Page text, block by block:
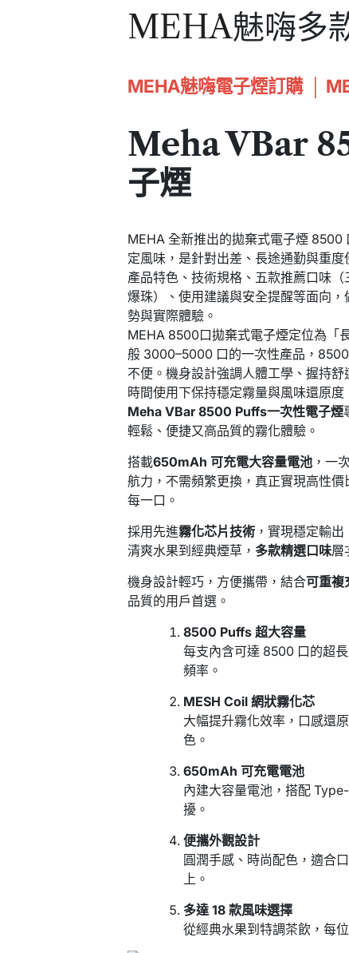
MEHA魅嗨多
MEHA魅嗨電子煙訂購│
Meha VBar
子煙
MEHA 全新推出的拋棄式電子煙
定風味，是針對出差、長途通勤與重
產品特色、技術規格、五款推薦口味
爆珠）、使用建議與安全提醒等面向
勢與實際體驗。
MEHA 8500口拋棄式電子煙定位為「
般 3000–5000 口的一次性產品，
不便。機身設計強調人體工學、握持
時間使用下保持穩定霧量與風味還原
Meha VBar 8500 Puffs一次性電子煙
輕鬆、便捷又高品質的霧化體驗。
搭載650mAh 可充電大容量電池 ，一
航力，不需頻繁更換，真正實現高性
每一口。
採用先進霧化芯片技術 ，實現穩定輸出
清爽水果到經典煙草， 多款精選口味層
機身設計輕巧，方便攜帶，結合可重複
品質的用戶首選。
8500 Puffs 超大容量
每支內含可達 8500 口的超
頻率。
MESH Coil 網狀霧化芯
大幅提升霧化效率，口感還
色。
650mAh 可充電電池
內建大容量電池，搭配
擾。
便攜外觀設計
圓潤手感、時尚配色，適合
上。
多達 18 款風味選擇
從經典水果到特調茶飲，每